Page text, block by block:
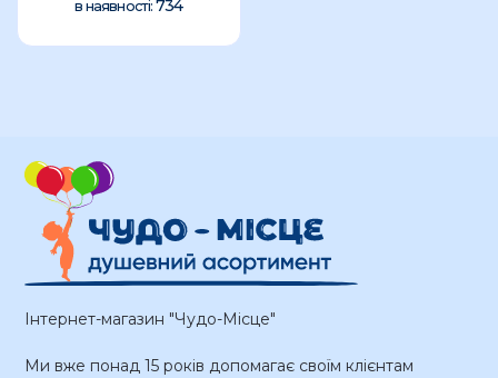
в наявності: 734
Інтернет-магазин "Чудо-Місце"
Ми вже понад 15 років допомагає своїм клієнтам